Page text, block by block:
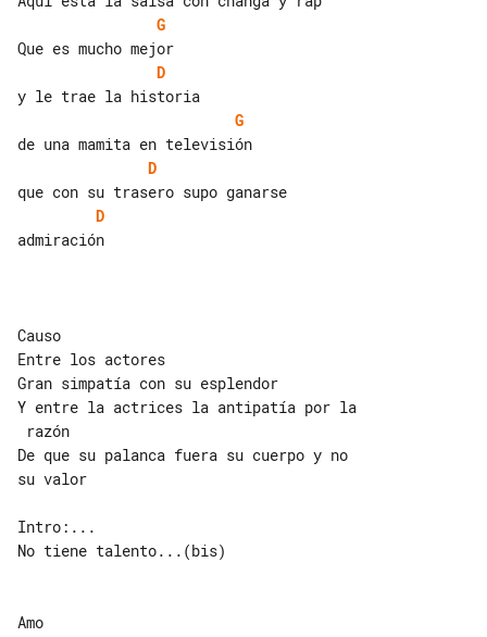
G
D
G
D
D
admiración
Causo
Entre los actores
Gran simpatía con su esplendor
Y entre la actrices la antipatía por la
De que su palanca fuera su cuerpo y no
su valor
Intro:...
No tiene talento...(bis)
Amo